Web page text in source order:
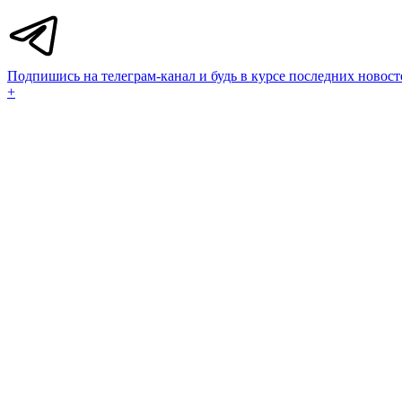
Подпишись на телеграм-канал и будь в курсе последних
+